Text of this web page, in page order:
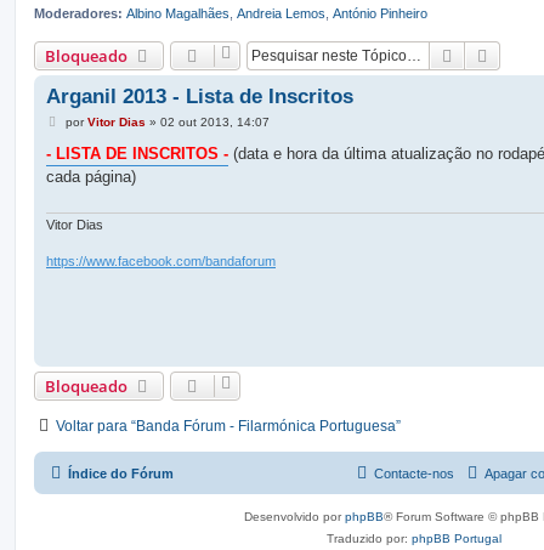
Moderadores: Albino Magalhães Andreia Lemos António Pinheiro
Bloqueado Pesquisar
Arganil 2013 - Lista de Inscritos
M
n
s
a
m
porVitor Dias » 02 out 2013, 14:07
- LISTA DE INSCRITOS - (data e hora da última atualização no
cada página)
Vitor Dias
https://www.facebook.com/bandaforum
Bloqueado
Voltar para “Banda Fórum - Filarmónica Portuguesa”
Índice do Fórum Apagar
Contacte-nos
Desenvolvido porphpBB® Forum Software © phpBB
Traduzido por: phpBB Portugal